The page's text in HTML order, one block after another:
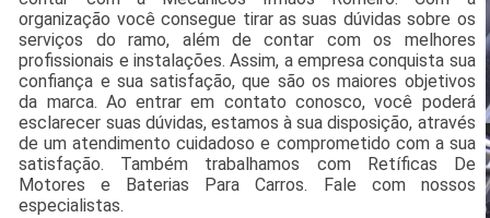
organização você consegue tirar as suas dúvidas sobre os
serviços do ramo, além de contar com os melhores
profissionais e instalações. Assim, a empresa conquista sua
confiança e sua satisfação, que são os maiores objetivos
da marca. Ao entrar em contato conosco, você poderá
esclarecer suas dúvidas, estamos à sua disposição, através
de um atendimento cuidadoso e comprometido com a sua
satisfação. Também trabalhamos com Retíficas De
Motores e Baterias Para Carros. Fale com nossos
especialistas.